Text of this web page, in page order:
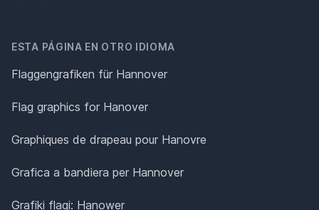
ESTA PÁGINA EN OTRO IDIOMA
Flaggengrafiken für Hannover
Flag graphics for Hanover
Graphiques de drapeau pour Hanovre
Grafica a bandiera per Hannover
Grafiki flagi: Hanower